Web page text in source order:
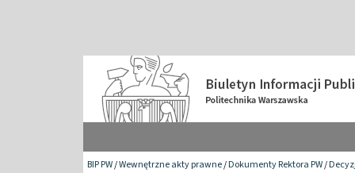
BIP PW/Wewnętrzne akty prawne/Dokumenty Rektora PW/